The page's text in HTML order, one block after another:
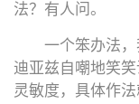
法？有人问。
一个笨办法
迪亚兹自嘲地笑
灵敏度，具体作